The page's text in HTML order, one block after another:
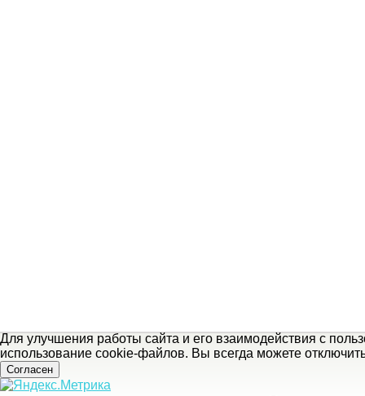
Для улучшения работы сайта и его взаимодействия с
использование cookie-файлов. Вы всегда можете
Согласен